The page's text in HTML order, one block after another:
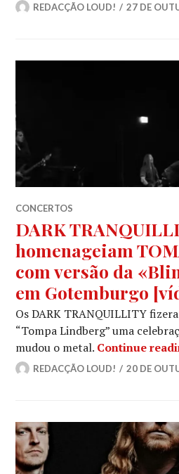
REDACÇÃO LOUD! 27 DE
CONCERTOS
DARK
homenageiam
com versão da
em Gotemburgo
Os DARK TRANQUILLITY
“Tompa Lindberg” uma
mudou o metal. Continue
REDACÇÃO LOUD! 20 DE